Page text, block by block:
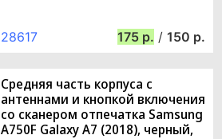
28617 175 / 150
Средняя часть корпуса с
антеннами и кнопкой включения
со сканером отпечатка Samsung
A750F Galaxy A7 (2018), черный,